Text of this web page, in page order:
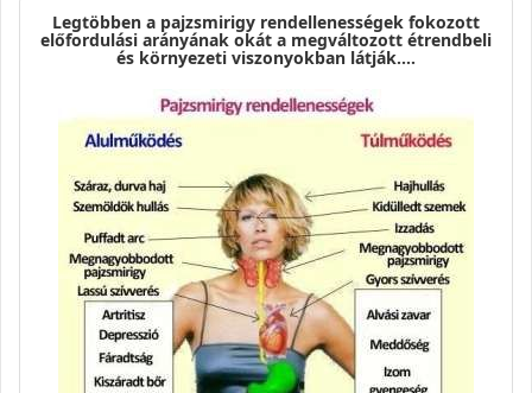
Legtöbben a pajzsmirigy rendellenességek fokozott
előfordulási arányának okát a megváltozott étrendbeli
és környezeti viszonyokban látják.…